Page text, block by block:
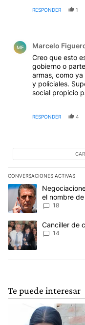
RESPONDER 1
MF Marcelo
Creo que esto
gobierno o
armas, como
y policiales.
social propicio
otros
que los
policías. En
lleguen a
propio personal
RESPONDER 4
CONVERSACIONES ACTIVAS
Este listado muestra
Un artículo de
el nombre
18
Un artículo deCanciller de
14